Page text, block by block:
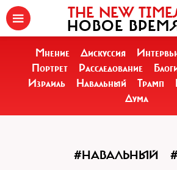
THE NEW
НОВОЕ
Мнение Дискуссия
Портрет
Расследование
Израиль
Навальный Трамп
Дума
#НАВАЛЬНЫЙ